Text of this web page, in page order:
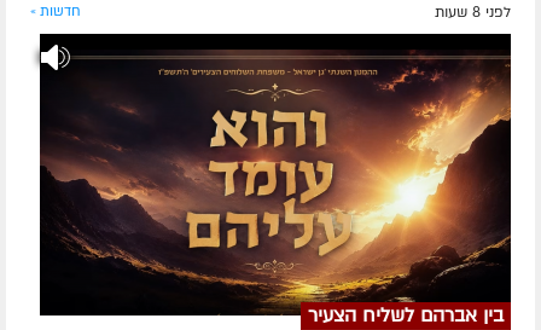
לפני 8 שעות חדשות »
בין אברהם לשליח הצעיר